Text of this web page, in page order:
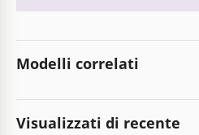
Modelli correlati
Visualizzati di recente